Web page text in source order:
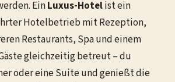
EinLuxus-Hotelist ein
Hotelbetrieb mit Rezeption,
Restaurants, Spa und einem
gleichzeitig betreut – du
oder eine Suite und genießt die